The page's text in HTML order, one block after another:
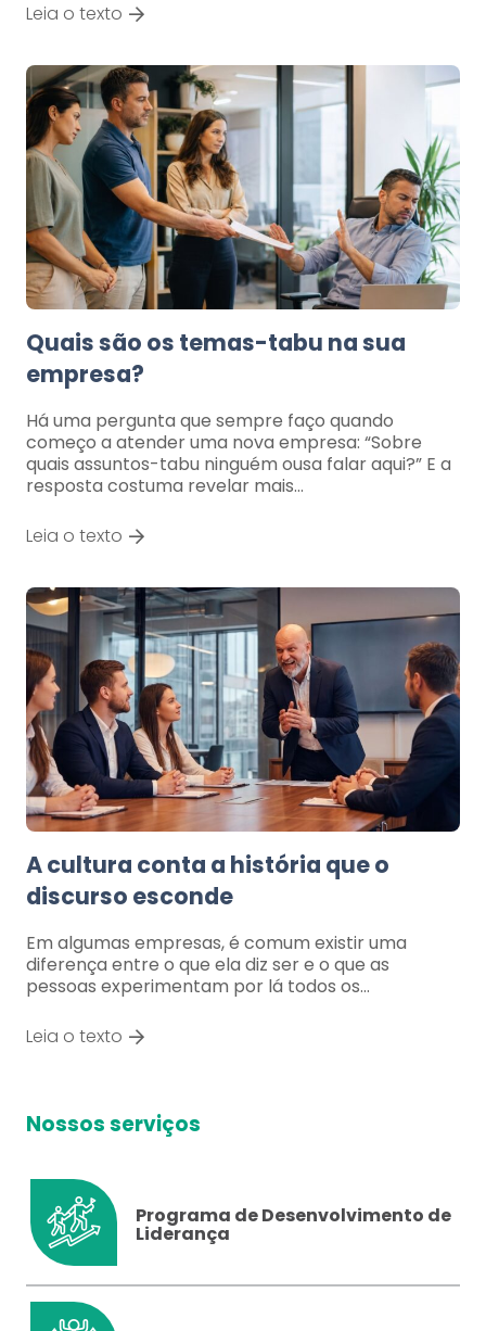
Leia o texto
Quais são os temas-tabu na sua
empresa?
Há uma pergunta que sempre faço quando
começo a atender uma nova empresa: “Sobre
quais assuntos-tabu ninguém ousa falar aqui?” E a
resposta costuma revelar mais…
Leia o texto
A cultura conta a história que o
discurso esconde
Em algumas empresas, é comum existir uma
diferença entre o que ela diz ser e o que as
pessoas experimentam por lá todos os…
Leia o texto
Nossos serviços
Programa de Desenvolvimento de
Liderança